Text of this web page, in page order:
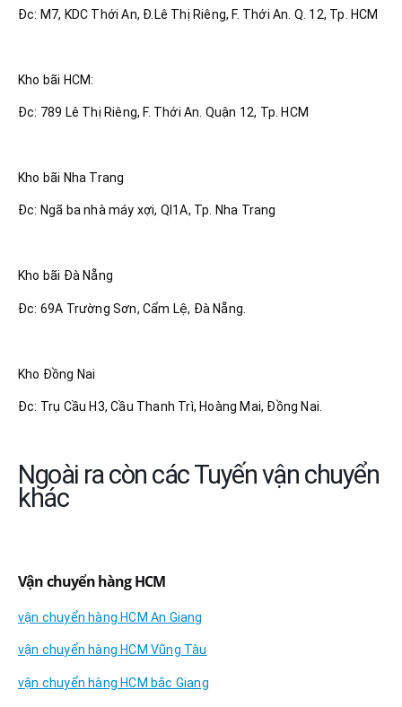
Đc: M7, KDC Thới An, Đ.Lê Thị Riêng, F. Thới An. Q. 12, Tp. HCM
Kho bãi HCM:
Đc: 789 Lê Thị Riêng, F. Thới An. Quận 12, Tp. HCM
Kho bãi Nha Trang
Đc: Ngã ba nhà máy xợi, Ql1A, Tp. Nha Trang
Kho bãi Đà Nẵng
Đc: 69A Trường Sơn, Cẩm Lệ, Đà Nẵng.
Kho Đồng Nai
Đc: Trụ Cầu H3, Cầu Thanh Trì, Hoàng Mai, Đồng Nai.
Ngoài ra còn các Tuyến vận chuyển
khác
Vận chuyển hàng HCM
vận chuyển hàng HCM An Giang
vận chuyển hàng HCM Vũng Tàu
vận chuyển hàng HCM bắc Giang